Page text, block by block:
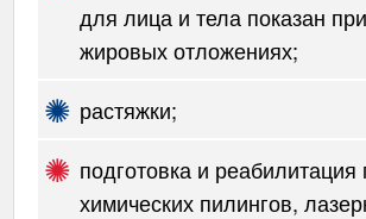
для лица и тела показан
жировых отложениях;
растяжки;
подготовка и реабилитация
химических пилингов,